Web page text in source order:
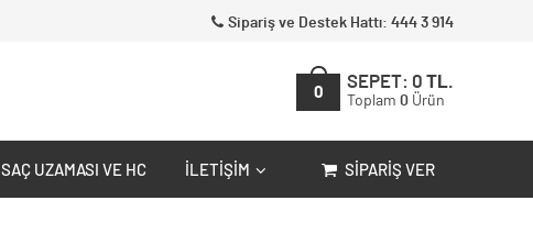
Sipariş ve Destek Hattı: 444 3 914
0
SEPET: 0 TL.
Toplam 0 Ürün
SAÇ UZAMASI VE HC İLETIŞIM SIPARIŞ VER